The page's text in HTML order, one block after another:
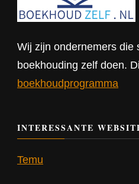
Wij zijn ondernemers die
boekhouding zelf doen.
boekhoudprogramma
INTERESSANTE
Temu